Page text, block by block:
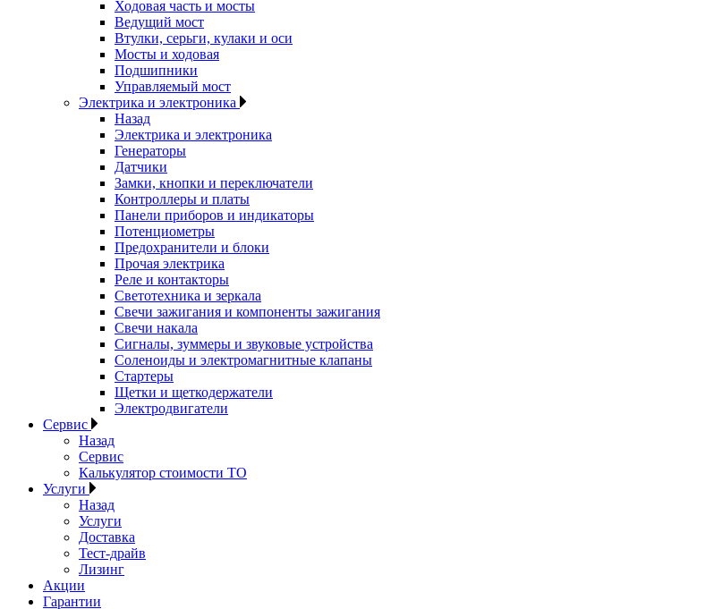
Ходовая часть и мосты
Ведущий мост
Втулки, серьги, кулаки и оси
Мосты и ходовая
Подшипники
Управляемый мост
Электрика и электроника
Назад
Электрика и электроника
Генераторы
Датчики
Замки, кнопки и переключатели
Контроллеры и платы
Панели приборов и индикаторы
Потенциометры
Предохранители и блоки
Прочая электрика
Реле и контакторы
Светотехника и зеркала
Свечи зажигания и компоненты зажигания
Свечи накала
Сигналы, зуммеры и звуковые устройства
Соленоиды и электромагнитные клапаны
Стартеры
Щетки и щеткодержатели
Электродвигатели
Сервис
Назад
Сервис
Калькулятор стоимости ТО
Услуги
Назад
Услуги
Доставка
Тест-драйв
Лизинг
Акции
Гарантии